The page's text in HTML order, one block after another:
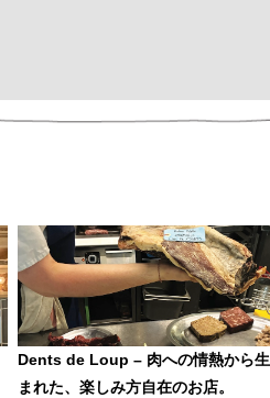
Dents de Loup – 肉への情熱から生
まれた、楽しみ方自在のお店。